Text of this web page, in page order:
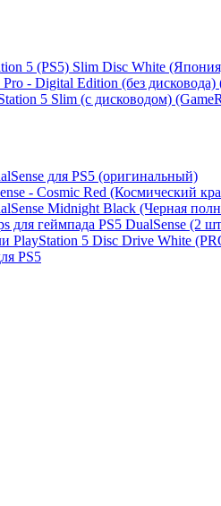
5 (PS5) Slim Disc White
Pro - Digital Edition (без
5 Slim (с дисководом)
для PS5 (оригинальный)
- Cosmic Red (Космический
Midnight Black (Черная
для геймпада PS5 DualSense (2
PlayStation 5 Disc Drive White
PS5